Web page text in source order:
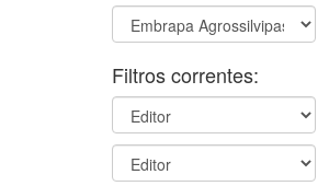
Filtros correntes: